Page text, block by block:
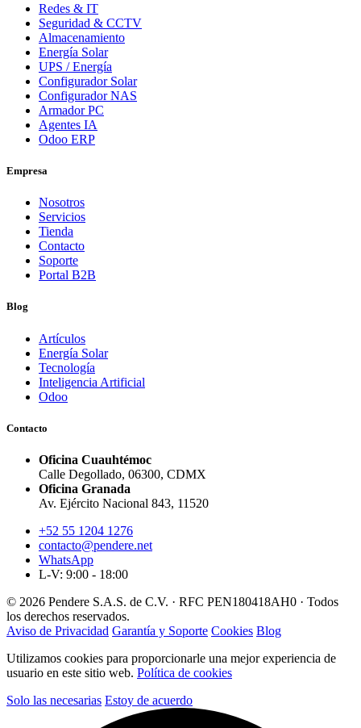
Redes & IT
Seguridad & CCTV
Almacenamiento
Energía Solar
UPS / Energía
Configurador Solar
Configurador NAS
Armador PC
Agentes IA
Odoo ERP
Empresa
Nosotros
Servicios
Tienda
Contacto
Soporte
Portal B2B
Blog
Artículos
Energía Solar
Tecnología
Inteligencia Artificial
Odoo
Contacto
Oficina Cuauhtémoc
Calle Degollado, 06300, CDMX
Oficina Granada
Av. Ejército Nacional 843, 11520
+52 55 1204 1276
contacto@pendere.net
WhatsApp
L-V: 9:00 - 18:00
© 2026 Pendere S.A.S. de C.V. · RFC PEN180418AH0 · Todos
los derechos reservados.
Aviso de Privacidad Garantía y Soporte Cookies Blog
Utilizamos cookies para proporcionarle una mejor experiencia de
usuario en este sitio web. Política de cookies
Solo las necesarias Estoy de acuerdo